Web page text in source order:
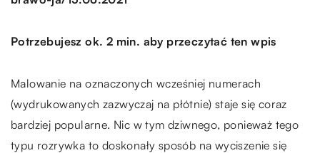
Potrzebujesz ok. 2 min. aby przeczytać ten wpis
Malowanie na oznaczonych wcześniej numerach
(wydrukowanych zazwyczaj na płótnie) staje się coraz
bardziej popularne. Nic w tym dziwnego, ponieważ tego
typu rozrywka to doskonały sposób na wyciszenie się